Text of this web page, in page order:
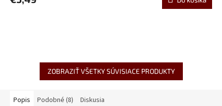
ZOBRAZIŤ VŠETKY SÚVISIACE PRODUKTY
Popis Podobné (8) Diskusia